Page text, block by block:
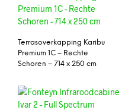
Terrasoverkapping Karibu
Premium 1C – Rechte
Schoren – 714 x 250 cm